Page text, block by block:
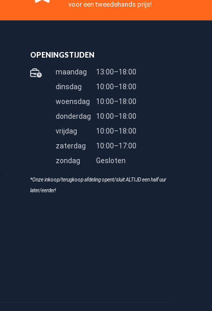
voor een tweedehands prijs!
OPENINGSTIJDEN
maandag
13:00–18:00
dinsdag
10:00–18:00
woensdag
10:00–18:00
donderdag
10:00–18:00
vrijdag
10:00–18:00
zaterdag
10:00–17:00
zondag
Gesloten
*Onze inkoop/terugkoop afdeling opent/sluit ALTIJD een half uur
later/eerder!